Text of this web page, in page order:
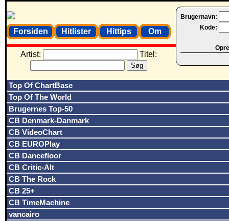
Brugernavn:
Kode:
Forsiden Hitlister Hittips Om
Artist: Titel:
Top Of ChartBase
Top Of The World
Brugernes Top-50
CB Denmark-Danmark
CB VideoChart
CB EUROPlay
CB Dancefloor
CB Critic-Alt
CB The Rock
CB 25+
CB TimeMachine
vancairo